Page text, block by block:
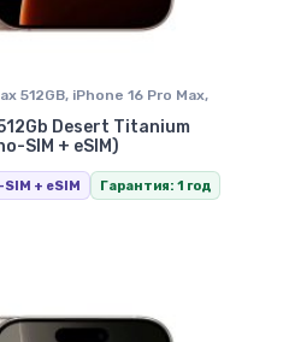
512GB, iPhone 16 Pro Max,
Desert Titanium
SIM + eSIM)
+ eSIM Гарантия: 1 год